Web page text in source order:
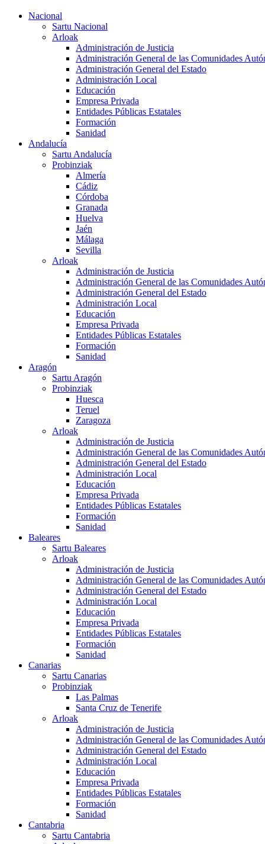
Nacional
Sartu Nacional
Arloak
Administración de Justicia
Administración General de las Comunidades
Administración General del Estado
Administración Local
Educación
Empresa Privada
Entidades Públicas Estatales
Formación
Sanidad
Andalucía
Sartu Andalucía
Probinziak
Almería
Cádiz
Córdoba
Granada
Huelva
Jaén
Málaga
Sevilla
Arloak
Administración de Justicia
Administración General de las Comunidades
Administración General del Estado
Administración Local
Educación
Empresa Privada
Entidades Públicas Estatales
Formación
Sanidad
Aragón
Sartu Aragón
Probinziak
Huesca
Teruel
Zaragoza
Arloak
Administración de Justicia
Administración General de las Comunidades
Administración General del Estado
Administración Local
Educación
Empresa Privada
Entidades Públicas Estatales
Formación
Sanidad
Baleares
Sartu Baleares
Arloak
Administración de Justicia
Administración General de las Comunidades
Administración General del Estado
Administración Local
Educación
Empresa Privada
Entidades Públicas Estatales
Formación
Sanidad
Canarias
Sartu Canarias
Probinziak
Las Palmas
Santa Cruz de Tenerife
Arloak
Administración de Justicia
Administración General de las Comunidades
Administración General del Estado
Administración Local
Educación
Empresa Privada
Entidades Públicas Estatales
Formación
Sanidad
Cantabria
Sartu Cantabria